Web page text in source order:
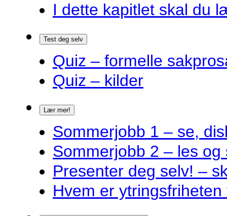
I dette kapitlet skal du
Test deg selv
Quiz – formelle
Quiz – kilder
Lær mer!
Sommerjobb 1 – se,
Sommerjobb 2 – les og
Presenter deg selv! –
Hvem er